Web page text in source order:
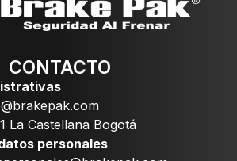
CONTACTO
La Castellana Bogotá
personales